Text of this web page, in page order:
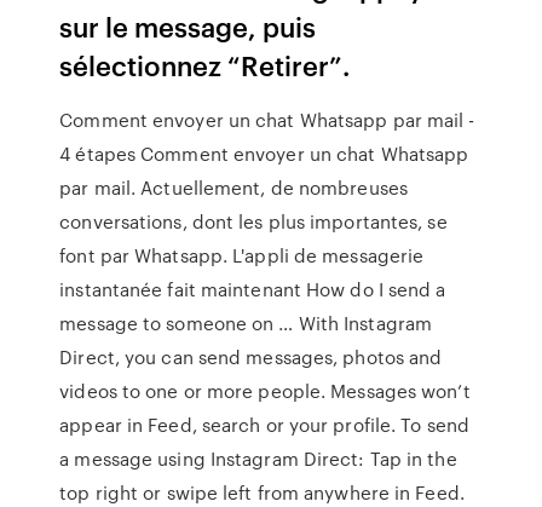
sur le message, puis
sélectionnez “Retirer”.
Comment envoyer un chat Whatsapp par mail -
4 étapes Comment envoyer un chat Whatsapp
par mail. Actuellement, de nombreuses
conversations, dont les plus importantes, se
font par Whatsapp. L'appli de messagerie
instantanée fait maintenant How do I send a
message to someone on … With Instagram
Direct, you can send messages, photos and
videos to one or more people. Messages won’t
appear in Feed, search or your profile. To send
a message using Instagram Direct: Tap in the
top right or swipe left from anywhere in Feed.